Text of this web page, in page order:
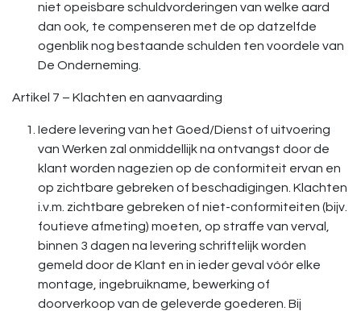
niet opeisbare schuldvorderingen van welke aard
dan ook, te compenseren met de op datzelfde
ogenblik nog bestaande schulden ten voordele van
De Onderneming.
Artikel 7 – Klachten en aanvaarding
Iedere levering van het Goed/Dienst of uitvoering
van Werken zal onmiddellijk na ontvangst door de
klant worden nagezien op de conformiteit ervan en
op zichtbare gebreken of beschadigingen. Klachten
i.v.m. zichtbare gebreken of niet-conformiteiten (bijv.
foutieve afmeting) moeten, op straffe van verval,
binnen 3 dagen na levering schriftelijk worden
gemeld door de Klant en in ieder geval vóór elke
montage, ingebruikname, bewerking of
doorverkoop van de geleverde goederen. Bij